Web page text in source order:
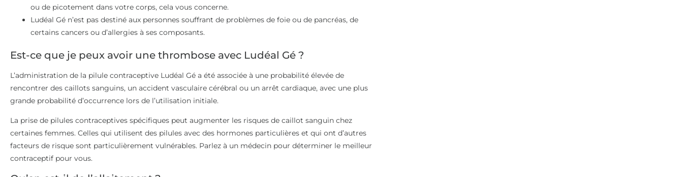
ou de picotement dans votre corps, cela vous concerne.
Ludéal Gé n’est pas destiné aux personnes souffrant de problèmes de foie ou de pancréas, de
certains cancers ou d’allergies à ses composants.
Est-ce que je peux avoir une thrombose avec Ludéal Gé ?
L’administration de la pilule contraceptive Ludéal Gé a été associée à une probabilité élevée de
rencontrer des caillots sanguins, un accident vasculaire cérébral ou un arrêt cardiaque, avec une plus
grande probabilité d’occurrence lors de l’utilisation initiale.
La prise de pilules contraceptives spécifiques peut augmenter les risques de caillot sanguin chez
certaines femmes. Celles qui utilisent des pilules avec des hormones particulières et qui ont d’autres
facteurs de risque sont particulièrement vulnérables. Parlez à un médecin pour déterminer le meilleur
contraceptif pour vous.